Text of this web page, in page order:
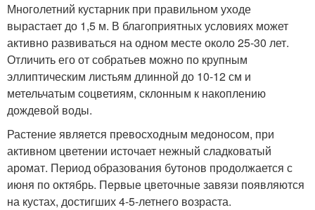
Многолетний кустарник при правильном уходе
вырастает до 1,5 м. В благоприятных условиях может
активно развиваться на одном месте около 25-30 лет.
Отличить его от собратьев можно по крупным
эллиптическим листьям длинной до 10-12 см и
метельчатым соцветиям, склонным к накоплению
дождевой воды.
Растение является превосходным медоносом, при
активном цветении источает нежный сладковатый
аромат. Период образования бутонов продолжается с
июня по октябрь. Первые цветочные завязи появляются
на кустах, достигших 4-5-летнего возраста.